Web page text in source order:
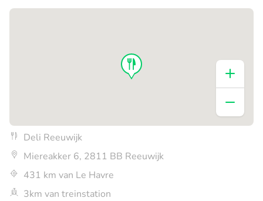
Deli Reeuwijk
Miereakker 6, 2811 BB Reeuwijk
431 km van Le Havre
3km van treinstation